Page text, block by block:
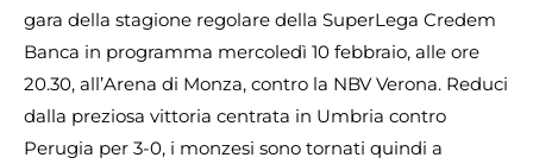
gara della stagione regolare della SuperLega Credem
Banca in programma mercoledì 10 febbraio, alle ore
20.30, all’Arena di Monza, contro la NBV Verona. Reduci
dalla preziosa vittoria centrata in Umbria contro
Perugia per 3-0, i monzesi sono tornati quindi a